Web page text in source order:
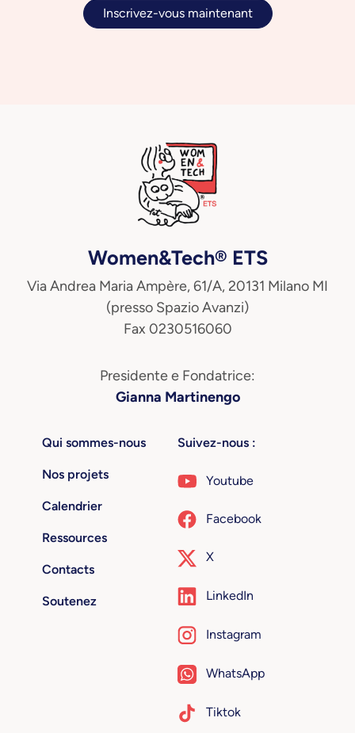
Inscrivez-vous maintenant
Women&Tech® ETS
Via Andrea Maria Ampère, 61/A, 20131 Milano MI
(presso Spazio Avanzi)
Fax 0230516060
Presidente e Fondatrice:
Gianna Martinengo
Qui sommes-nous
Nos projets
Calendrier
Ressources
Contacts
Soutenez
Suivez-nous :
Youtube
Facebook
X
LinkedIn
Instagram
WhatsApp
Tiktok